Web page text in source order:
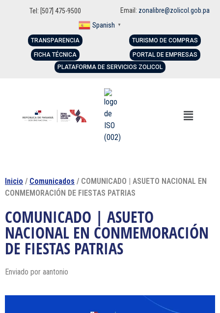
Tel: [507] 475-9500 Email: zonalibre@zolicol.gob.pa
Spanish ▼
TRANSPARENCIA
FICHA TÉCNICA
TURISMO DE COMPRAS
PORTAL DE EMPRESAS
PLATAFORMA DE SERVICIOS ZOLICOL
Inicio / Comunicados / COMUNICADO | ASUETO NACIONAL EN
CONMEMORACIÓN DE FIESTAS PATRIAS
COMUNICADO | ASUETO
NACIONAL EN CONMEMORACIÓN
DE FIESTAS PATRIAS
Enviado por aantonio